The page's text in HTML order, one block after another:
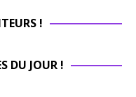
!
DU JOUR !